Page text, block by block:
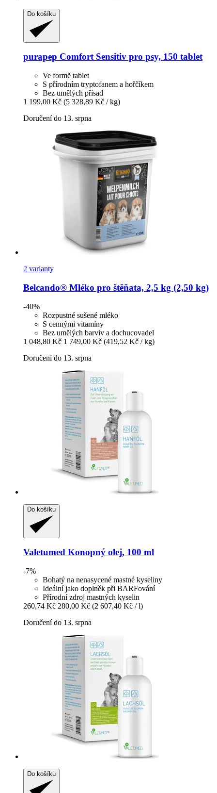
Do košíku
purapep Comfort Sensitiv pro psy, 150 tablet
Ve formě tablet
S přírodním tryptofanem a hořčíkem
Bez umělých přísad
1 199,00 Kč (5 328,89 Kč / kg)
Doručení do 13. srpna
2 varianty
Belcando® Mléko pro štěňata, 2,5 kg (2,50 kg)
-40%
Rozpustné sušené mléko
S cennými vitamíny
Bez umělých barviv a dochucovadel
1 048,80 Kč 1 749,00 Kč (419,52 Kč / kg)
Doručení do 13. srpna
Do košíku
Valetumed Konopný olej, 100 ml
-7%
Bohatý na nenasycené mastné kyseliny
Ideální jako doplněk při BARFování
Přírodní zdroj mastných kyselin
260,74 Kč 280,00 Kč (2 607,40 Kč / l)
Doručení do 13. srpna
Do košíku